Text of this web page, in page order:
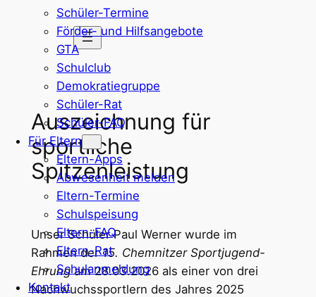
springen
Schüler-Termine
Förder- und Hilfsangebote
GTA
Schulclub
Demokratiegruppe
Schüler-Rat
Schüler-FAQ
Für Eltern
Eltern-Apps
Abwesenheit melden
Eltern-Termine
Schulspeisung
Eltern-FAQ
Eltern-Rat
Schulanmeldung
Kontakt
Auszeichnung für
sportliche
Spitzenleistung
Unser Schüler Paul Werner wurde im
Rahmen der15. Chemnitzer Sportjugend-
Ehrungam 28.03.2026 als einer von drei
Nachwuchssportlern des Jahres 2025